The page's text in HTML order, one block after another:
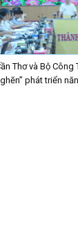
Thơ và Bộ
phát triển